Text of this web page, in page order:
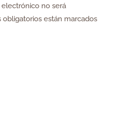
no será
obligatorios están marcados